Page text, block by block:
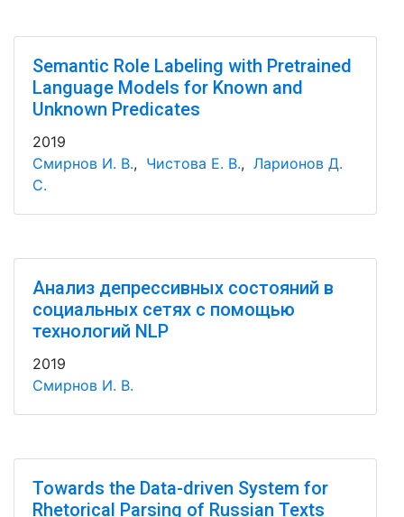
Semantic Role Labeling with Pretrained
Language Models for Known and
Unknown Predicates
2019
Смирнов И. В., Чистова Е. В., Ларионов Д.
С.
Анализ депрессивных состояний в
социальных сетях с помощью
технологий NLP
2019
Смирнов И. В.
Towards the Data-driven System for
Rhetorical Parsing of Russian Texts